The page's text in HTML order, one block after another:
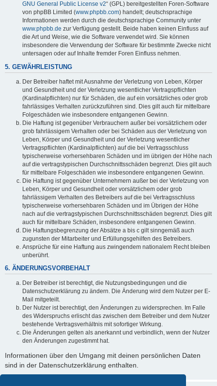
GNU General Public License v2“ (GPL) bereitgestellten Foren-Software
von phpBB Limited (www.phpbb.com) handelt; deutschsprachige
Informationen werden durch die deutschsprachige Community unter
www.phpbb.de zur Verfügung gestellt. Beide haben keinen Einfluss auf
die Art und Weise, wie die Software verwendet wird. Sie können
insbesondere die Verwendung der Software für bestimmte Zwecke nicht
untersagen oder auf Inhalte fremder Foren Einfluss nehmen.
5. GEWÄHRLEISTUNG
Der Betreiber haftet mit Ausnahme der Verletzung von Leben, Körper
und Gesundheit und der Verletzung wesentlicher Vertragspflichten
(Kardinalpflichten) nur für Schäden, die auf ein vorsätzliches oder grob
fahrlässiges Verhalten zurückzuführen sind. Dies gilt auch für mittelbare
Folgeschäden wie insbesondere entgangenen Gewinn.
Die Haftung ist gegenüber Verbrauchern außer bei vorsätzlichem oder
grob fahrlässigem Verhalten oder bei Schäden aus der Verletzung von
Leben, Körper und Gesundheit und der Verletzung wesentlicher
Vertragspflichten (Kardinalpflichten) auf die bei Vertragsschluss
typischerweise vorhersehbaren Schäden und im übrigen der Höhe nach
auf die vertragstypischen Durchschnittsschäden begrenzt. Dies gilt auch
für mittelbare Folgeschäden wie insbesondere entgangenen Gewinn.
Die Haftung ist gegenüber Unternehmern außer bei der Verletzung von
Leben, Körper und Gesundheit oder vorsätzlichem oder grob
fahrlässigem Verhalten des Betreibers auf die bei Vertragsschluss
typischerweise vorhersehbaren Schäden und im Übrigen der Höhe
nach auf die vertragstypischen Durchschnittsschäden begrenzt. Dies gilt
auch für mittelbare Schäden, insbesondere entgangenen Gewinn.
Die Haftungsbegrenzung der Absätze a bis c gilt sinngemäß auch
zugunsten der Mitarbeiter und Erfüllungsgehilfen des Betreibers.
Ansprüche für eine Haftung aus zwingendem nationalem Recht bleiben
unberührt.
6. ÄNDERUNGSVORBEHALT
Der Betreiber ist berechtigt, die Nutzungsbedingungen und die
Datenschutzerklärung zu ändern. Die Änderung wird dem Nutzer per E-
Mail mitgeteilt.
Der Nutzer ist berechtigt, den Änderungen zu widersprechen. Im Falle
des Widerspruchs erlischt das zwischen dem Betreiber und dem Nutzer
bestehende Vertragsverhältnis mit sofortiger Wirkung.
Die Änderungen gelten als anerkannt und verbindlich, wenn der Nutzer
den Änderungen zugestimmt hat.
Informationen über den Umgang mit deinen persönlichen Daten
sind in der Datenschutzerklärung enthalten.